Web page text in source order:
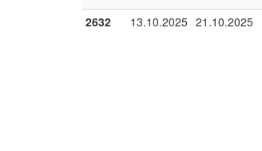
2632 13.10.2025 21.10.2025